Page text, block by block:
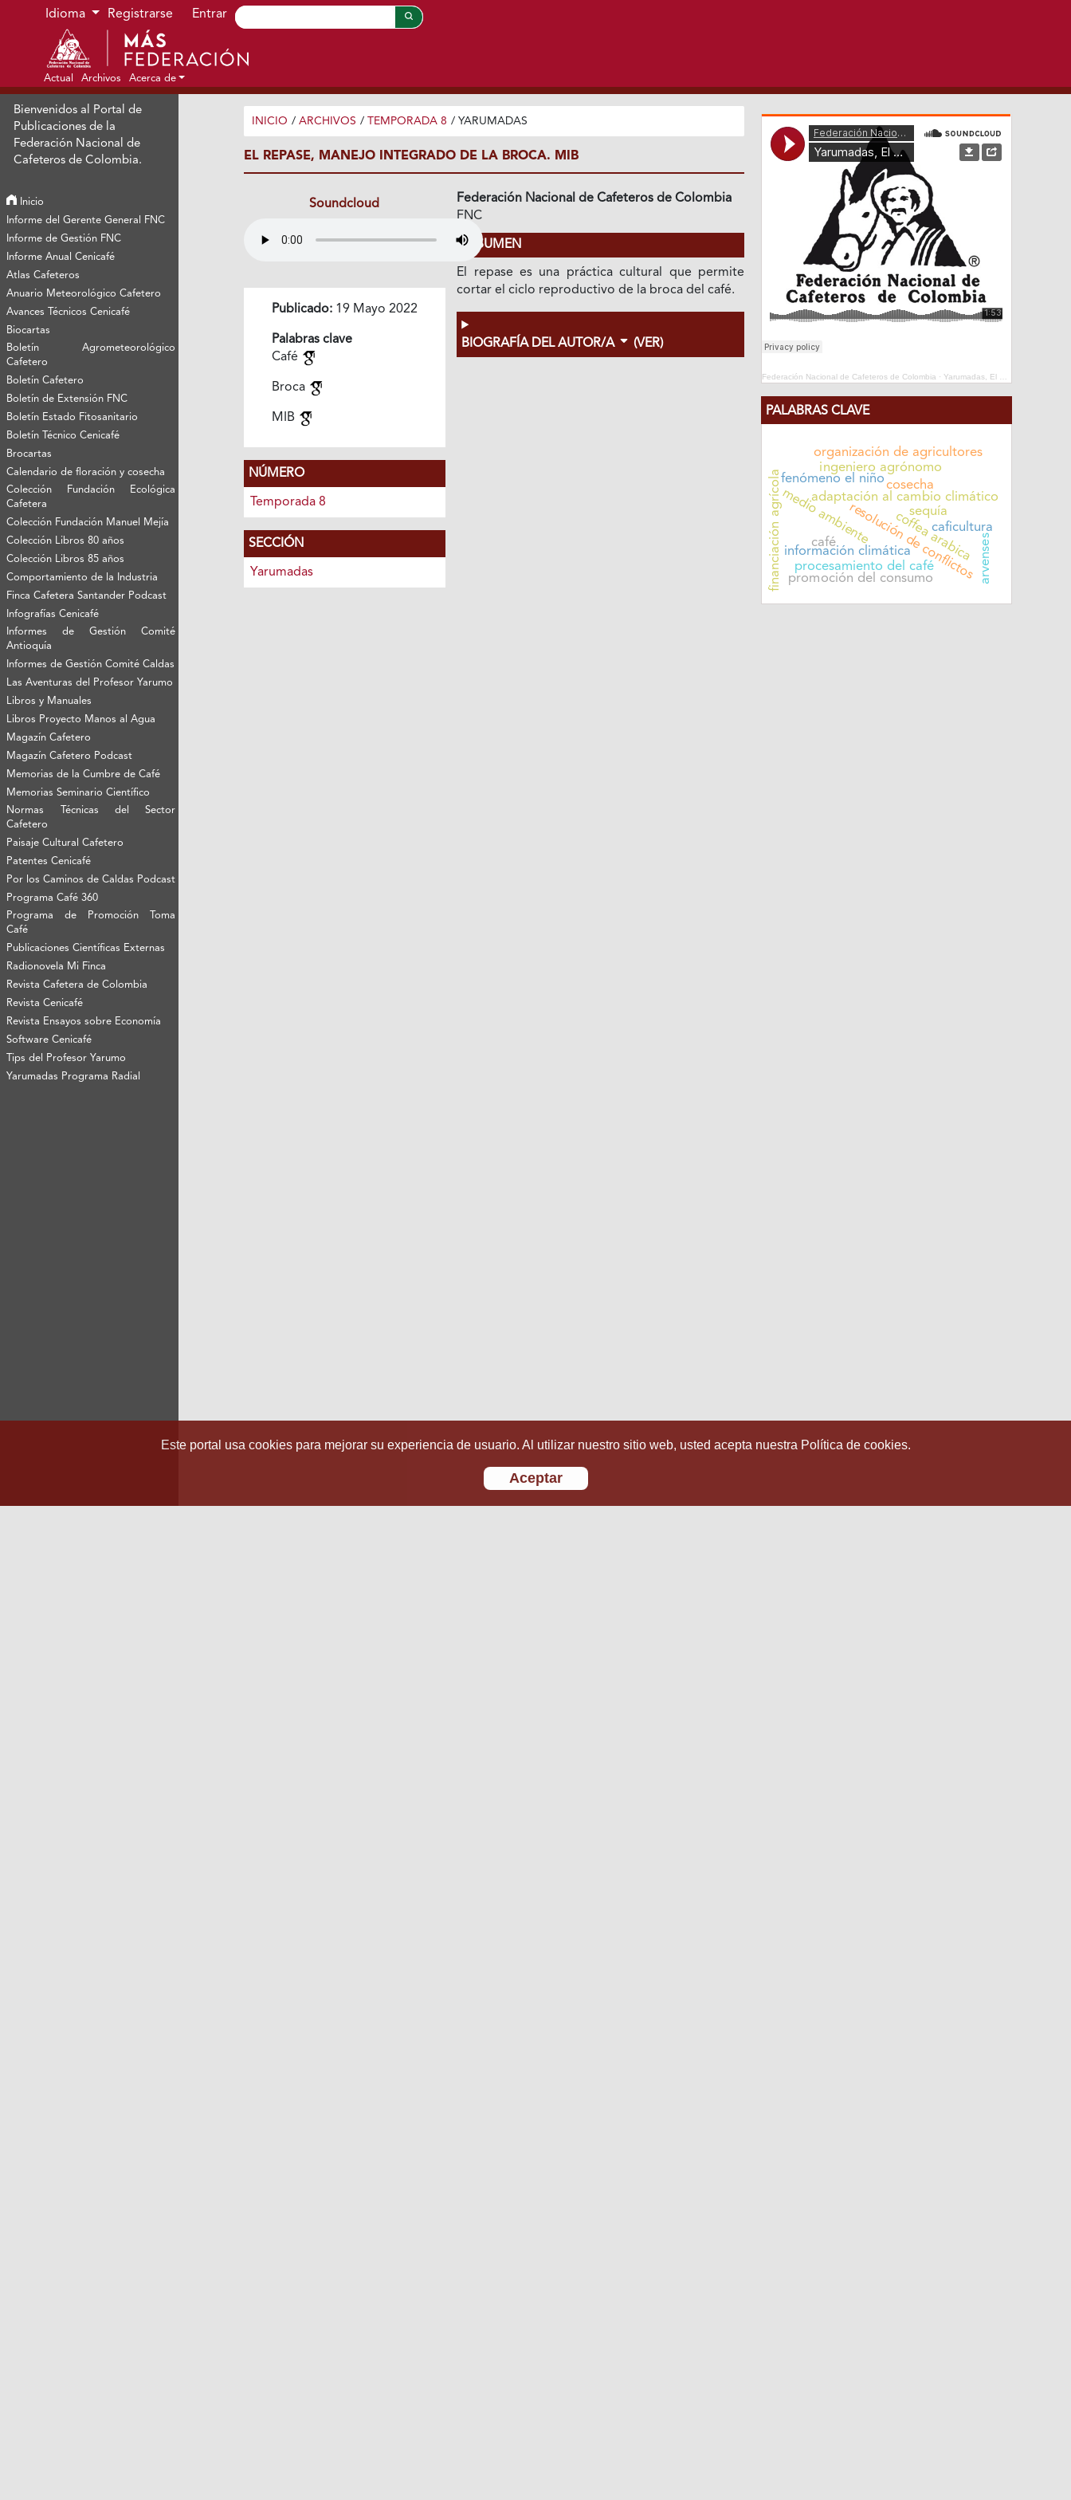
Ir al menú de navegación principal
Ir al contenido principal
Ir al pie de página del sitio
Idioma Registrarse Entrar
Actual Archivos Acerca de
Bienvenidos al Portal de
Publicaciones de la
Federación Nacional de
Cafeteros de Colombia.
Inicio
Informe del Gerente General FNC
Informe de Gestión FNC
Informe Anual Cenicafé
Atlas Cafeteros
Anuario Meteorológico Cafetero
Avances Técnicos Cenicafé
Biocartas
Boletín Agrometeorológico
Cafetero
Boletín Cafetero
Boletín de Extensión FNC
Boletín Estado Fitosanitario
Boletín Técnico Cenicafé
Brocartas
Calendario de floración y cosecha
Colección Fundación Ecológica
Cafetera
Colección Fundación Manuel Mejía
Colección Libros 80 años
Colección Libros 85 años
Comportamiento de la Industria
Finca Cafetera Santander Podcast
Infografías Cenicafé
Informes de Gestión Comité
Antioquía
Informes de Gestión Comité Caldas
Las Aventuras del Profesor Yarumo
Libros y Manuales
Libros Proyecto Manos al Agua
Magazín Cafetero
Magazín Cafetero Podcast
Memorias de la Cumbre de Café
Memorias Seminario Científico
Normas Técnicas del Sector
Cafetero
Paisaje Cultural Cafetero
Patentes Cenicafé
Por los Caminos de Caldas Podcast
Programa Café 360
Programa de Promoción Toma
Café
Publicaciones Científicas Externas
Radionovela Mi Finca
Revista Cafetera de Colombia
Revista Cenicafé
Revista Ensayos sobre Economía
Software Cenicafé
Tips del Profesor Yarumo
Yarumadas Programa Radial
INICIO / ARCHIVOS / TEMPORADA 8 / YARUMADAS
EL REPASE, MANEJO INTEGRADO DE LA BROCA. MIB
Soundcloud
Publicado:19 Mayo 2022
Palabras clave
Café
Broca
MIB
NÚMERO
Temporada 8
SECCIÓN
Yarumadas
Federación Nacional de Cafeteros de Colombia
FNC
RESUMEN
El repase es una práctica cultural que permite
cortar el ciclo reproductivo de la broca del café.
BIOGRAFÍA DEL AUTOR/A (VER)
Federación Nacional de Cafeteros de Colombia ·Yarumadas, El Repase
PALABRAS CLAVE
fenómeno el niño
adaptación al cambio climático
coffea arabica
información climática
financiación agrícola resolución de conflictos
ingeniero agrónomo
sequía
medio ambiente
procesamiento del café
cosecha
caficultura
promoción del consumo
organización de agricultores
arvenses
café
Este portal usa cookies para mejorar su experiencia de usuario. Al utilizar nuestro sitio web, usted acepta nuestra Política de cookies.
Aceptar